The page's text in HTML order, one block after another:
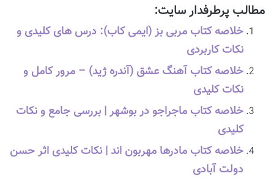
مطالب پرطرفدار سایت:
خلاصه کتاب مربی بز (ایمی کاب): درس های کلیدی و
نکات کاربردی
خلاصه کتاب آهنگ عشق (آندره ژید) – مرور کامل و
نکات کلیدی
خلاصه کتاب ماجراجو در بوشهر | بررسی جامع و نکات
کلیدی
خلاصه کتاب مادرها مهربون اند | نکات کلیدی اثر حسن
دولت آبادی